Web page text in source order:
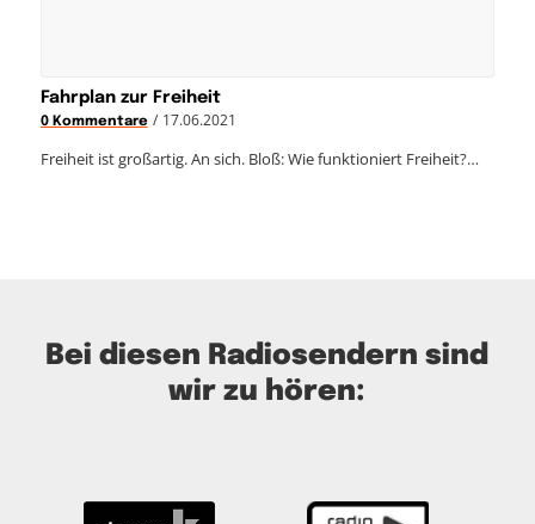
Fahrplan zur Freiheit
0 Kommentare / 17.06.2021
Freiheit ist großartig. An sich. Bloß: Wie funktioniert Freiheit?…
Bei diesen Radiosendern sind
wir zu hören: